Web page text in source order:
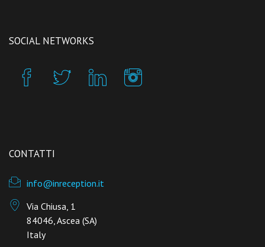
SOCIAL NETWORKS
CONTATTI
info@inreception.it
Via Chiusa, 1
84046, Ascea (SA)
Italy